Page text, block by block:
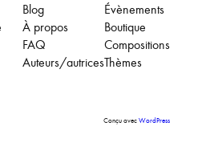
Blog
À propos
FAQ
Auteurs/autrices
Évènements
Boutique
Compositions
Thèmes
Conçu avecWordPress